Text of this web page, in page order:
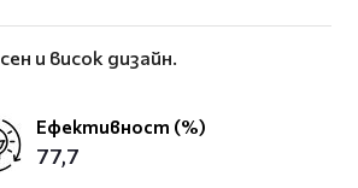
и висок дизайн.
Ефективност (%)
77,7